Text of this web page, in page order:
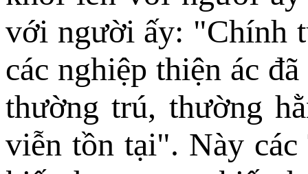
với người ấy: "Chính
các nghiệp thiện ác
thường trú, thường
viễn tồn tại". Này